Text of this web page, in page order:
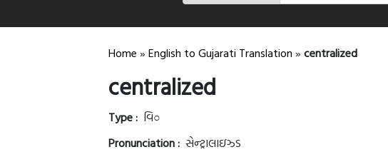
Home » English to Gujarati Translation » centralized
centralized
Type : વિ○
Pronunciation : સેન્ટ્રાલાઇઝ્ડ